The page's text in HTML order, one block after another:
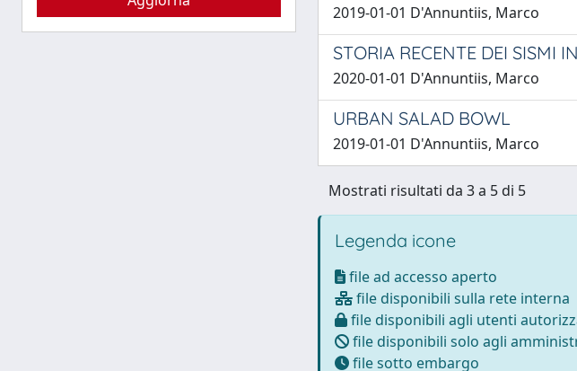
2019-01-01 D'Annuntiis, Marco
STORIA RECENTE DEI SISMI
2020-01-01 D'Annuntiis, Marco
URBAN SALAD BOWL
2019-01-01 D'Annuntiis, Marco
Mostrati risultati da 3 a 5 di 5
Legenda icone
file ad accesso aperto
file disponibili sulla rete interna
file disponibili agli utenti
file disponibili solo agli
file sotto embargo